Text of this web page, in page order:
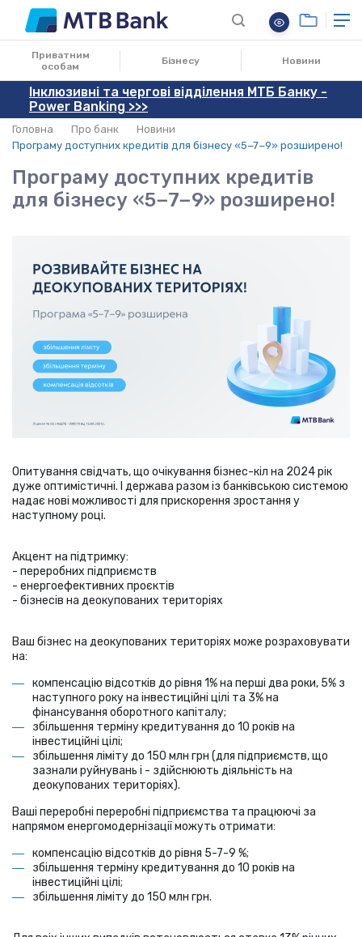
Приватним
особам
Бізнесу Новини
Інклюзивні та чергові відділення МТБ Банку -
Power Banking >>>
Головна Про банк
Новини
Програму доступних кредитів для бізнесу «5−7−9» розширено!
Програму доступних кредитів
для бізнесу «5−7−9» розширено!
28.09.2023
Опитування свідчать, що очікування бізнес-кіл на 2024 рік
дуже оптимістичні. І держава разом із банківською системою
надає нові можливості для прискорення зростання у
наступному році.
Акцент на підтримку:
- переробних підприємств
- енергоефективних проєктів
- бізнесів на деокупованих територіях
Ваш бізнес на деокупованих територіях може розраховувати
на:
компенсацію відсотків до рівня 1% на перші два роки, 5% з
наступного року на інвестиційні цілі та 3% на
фінансування оборотного капіталу;
збільшення терміну кредитування до 10 років на
інвестиційні цілі;
збільшення ліміту до 150 млн грн (для підприємств, що
зазнали руйнувань і - здійснюють діяльність на
деокупованих територіях).
Ваші переробні переробні підприємства та працюючі за
напрямом енергомодернізації можуть отримати:
компенсацію відсотків до рівня 5-7-9 %;
збільшення терміну кредитування до 10 років на
інвестиційні цілі;
збільшення ліміту до 150 млн грн.